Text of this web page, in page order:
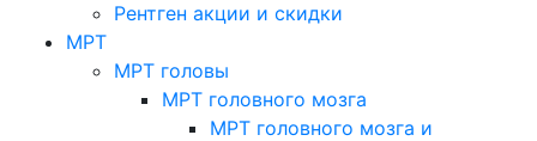
Рентген акции и скидки
МРТ
МРТ головы
МРТ головного мозга
МРТ головного мозга и